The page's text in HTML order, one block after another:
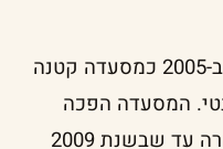
סניף רוסטיקו רוטשילד הוקם ב-2005 כמסעדה קטנה
המסעדה הפכה
למוסד קולינרי תל אביבי במהרה עד שבשנת 2009